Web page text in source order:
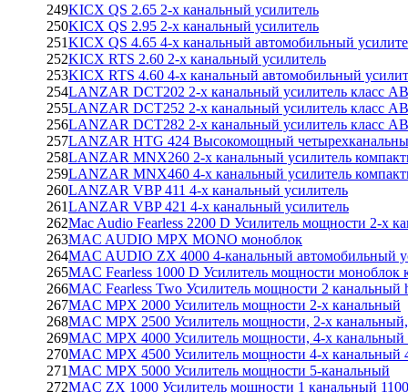
249KICX QS 2.65 2-х канальный усилитель
250KICX QS 2.95 2-х канальный усилитель
251KICX QS 4.65 4-х канальный автомобильный
252KICX RTS 2.60 2-х канальный усилитель
253KICX RTS 4.60 4-х канальный автомобильный
254LANZAR DCT202 2-х канальный усилитель класс AB
255LANZAR DCT252 2-х канальный усилитель класс AB
256LANZAR DCT282 2-х канальный усилитель класс AB
257LANZAR HTG 424 Высокомощный
258LANZAR MNX260 2-х канальный усилитель
259LANZAR MNX460 4-х канальный усилитель
260LANZAR VBP 411 4-х канальный усилитель
261LANZAR VBP 421 4-х канальный усилитель
262Mac Audio Fearless 2200 D Усилитель мощности 2-х
263MAC AUDIO MPX MONO моноблок
264MAC AUDIO ZX 4000 4-канальный автомобильный
265MAC Fearless 1000 D Усилитель мощности моноблок
266MAC Fearless Two Усилитель мощности 2
267MAC MPX 2000 Усилитель мощности 2-х канальный
268MAC MPX 2500 Усилитель мощности, 2-х
269MAC MPX 4000 Усилитель мощности, 4-х
270MAC MPX 4500 Усилитель мощности 4-х канальный
271MAC MPX 5000 Усилитель мощности 5-канальный
272MAC ZX 1000 Усилитель мощности 1 канальный